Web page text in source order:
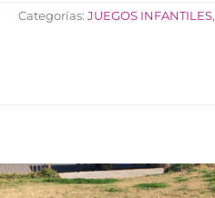
Categorías: JUEGOS INFANTILES,